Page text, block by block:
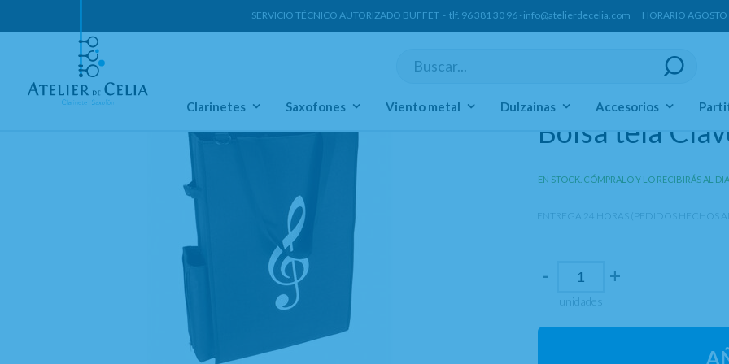
SERVICIO TÉCNICO AUTORIZADO BUFFET - tlf. 96 381 30 96 · info@atelierdecelia.com HORARIO AGOSTO
Clarinetes Saxofones Viento metal Dulzainas Accesorios
Bolsas
Bolsa tela
EN STOCK. CÓMPRALO Y LO RECIBIRÁS AL
ENTREGA 24 HORAS (PEDIDOS HECHOS
-
unidades
+